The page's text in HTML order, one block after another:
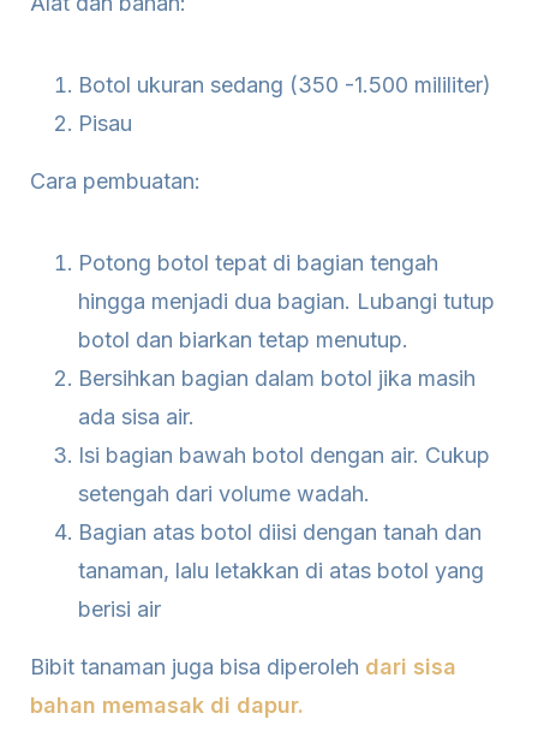
Botol ukuran sedang (350 -1.500 mililiter)
Pisau
Cara pembuatan:
Potong botol tepat di bagian tengah
hingga menjadi dua bagian. Lubangi tutup
botol dan biarkan tetap menutup.
Bersihkan bagian dalam botol jika masih
ada sisa air.
Isi bagian bawah botol dengan air. Cukup
setengah dari volume wadah.
Bagian atas botol diisi dengan tanah dan
tanaman, lalu letakkan di atas botol yang
berisi air
Bibit tanaman juga bisa diperoleh dari sisa
bahan memasak di dapur.